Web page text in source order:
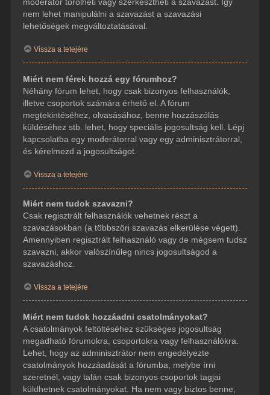
nem lehet manipulálni a szavazást a szavazási
lehetőségek megváltoztatásával.
Vissza a tetejére
Miért nem férek hozzá egy fórumhoz?
Néhány fórum lehet, hogy csak bizonyos felhasználók,
illetve csoportok számára érhető el. A fórum
megtekintéséhez, olvasásához, benne hozzászólás
küldéséhez stb. lehet, hogy speciális jogosultság kell. Lépj
kapcsolatba egy moderátorral vagy egy adminisztrátorral,
és kérelmezd a jogosultságot.
Vissza a tetejére
Miért nem tudok szavazni?
Csak regisztrált felhasználók vehetnek részt a
szavazásokban (a többszöri szavazás elkerülése végett).
Amennyiben regisztrált felhasználó vagy de mégsem tudsz
szavazni, akkor valószínűleg nincs jogosultságod a
szavazáshoz.
Vissza a tetejére
Miért nem tudok hozzáadni csatolmányokat?
A csatolmányok feltöltéséhez szükséges jogosultság
megadható fórumokra, csoportokra vagy felhasználókra.
Lehet, hogy az adminisztrátor nem engedélyezte
csatolmányok hozzáadását a fórumba, melybe írni
szeretnél, vagy talán csak bizonyos csoportok tagjai
küldhetnek csatolmányokat. Ha nem vagy biztos benne,